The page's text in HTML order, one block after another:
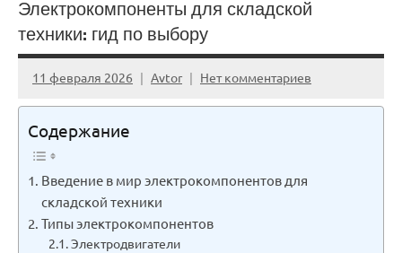
Электрокомпоненты для складской
техники: гид по выбору
11 февраля 2026 Avtor Нет комментариев
Содержание
Введение в мир электрокомпонентов для
складской техники
Типы электрокомпонентов
Электродвигатели